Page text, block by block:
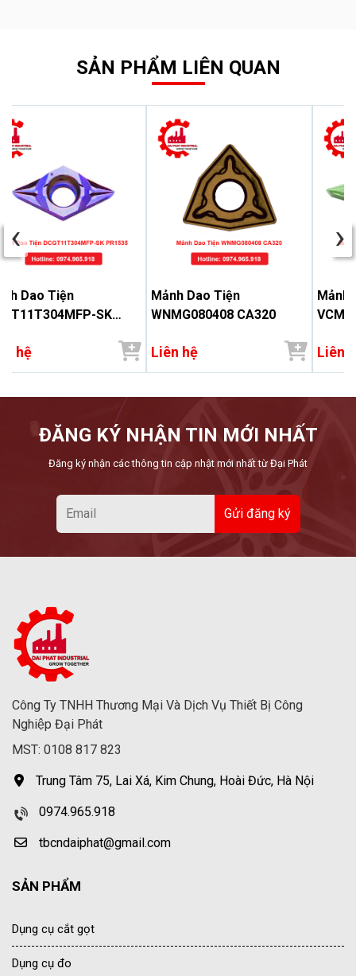
SẢN PHẨM LIÊN QUAN
Dao Tiện
SK
hệ
Mảnh Dao Tiện
WNMG080408 CA320
Liên hệ
Mảnh
Liên
‹ ›
ĐĂNG KÝ NHẬN TIN MỚI NHẤT
Đăng ký nhận các thông tin cập nhật mới nhất từ Đại Phát
Công Ty TNHH Thương Mại Và Dịch Vụ Thiết Bị Công
Nghiệp Đại Phát
MST: 0108 817 823
Trung Tâm 75, Lai Xá, Kim Chung, Hoài Đức, Hà Nội
0974.965.918
tbcndaiphat@gmail.com
SẢN PHẨM
Dụng cụ cắt gọt
Dụng cụ đo